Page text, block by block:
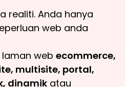
realiti. Anda hanya
web anda
web ecommerce,
multisite, portal,
dinamik atau